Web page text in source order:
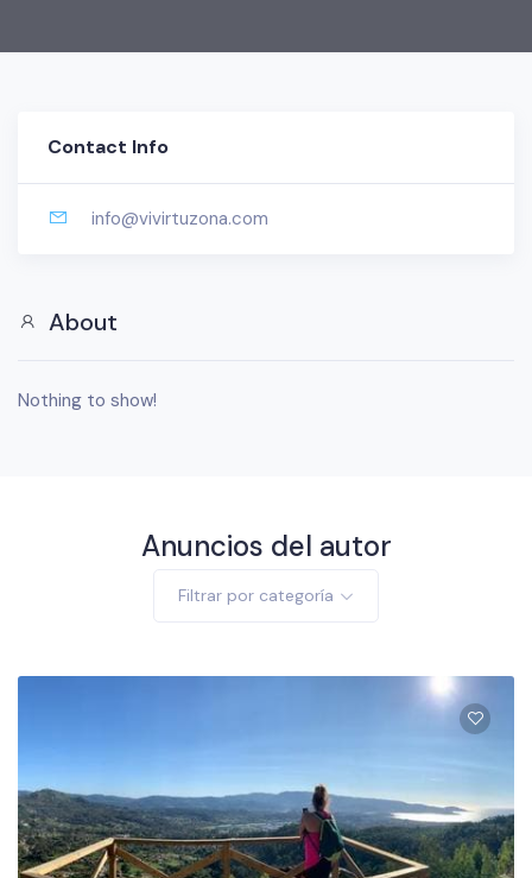
Contact Info
info@vivirtuzona.com
About
Nothing to show!
Anuncios del autor
Filtrar por categoría